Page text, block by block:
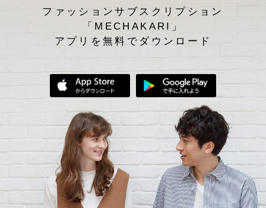
ファッションサブスクリプション
「MECHAKARI」
アプリを無料でダウンロード
App Storeからダウンロード